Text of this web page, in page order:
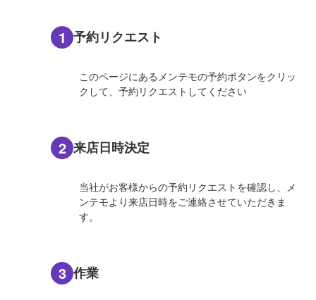
1 予約リクエスト
このページにあるメンテモの予約ボタンをクリッ
クして、予約リクエストしてください
2 来店日時決定
当社がお客様からの予約リクエストを確認し、メ
ンテモより来店日時をご連絡させていただきま
す。
3 作業